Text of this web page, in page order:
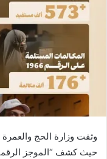
وثقت وزارة الحج
حيث كشف “الموجز